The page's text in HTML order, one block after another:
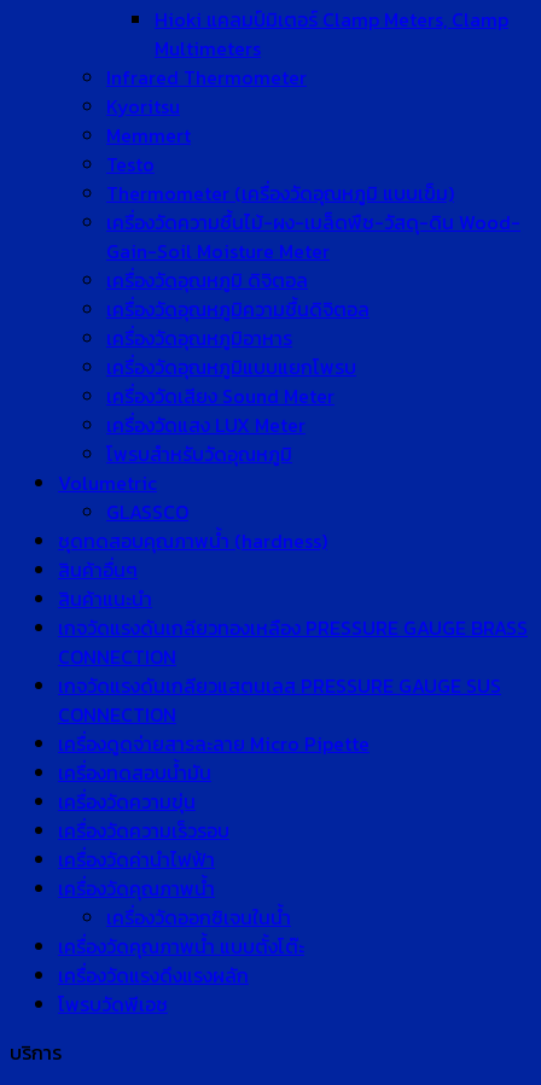
Hioki แคลมป์มิเตอร์ Clamp Meters, Clamp
Multimeters
Infrared Thermometer
Kyoritsu
Memmert
Testo
Thermometer (เครื่องวัดอุณหภูมิ แบบเข็ม)
เครื่องวัดความชื้นไม้-ผง-เมล็ดพืช-วัสดุ-ดิน Wood-
Gain-Soil Moisture Meter
เครื่องวัดอุณหภูมิ ดิจิตอล
เครื่องวัดอุณหภูมิความชื้นดิจิตอล
เครื่องวัดอุณหภูมิอาหาร
เครื่องวัดอุณหภูมิแบบแยกโพรบ
เครื่องวัดเสียง Sound Meter
เครื่องวัดแสง LUX Meter
โพรบสำหรับวัดอุณหภูมิ
Volumetric
GLASSCO
ชุดทดสอบคุณภาพน้ำ (hardness)
สินค้าอื่นๆ
สินค้าแนะนำ
เกจวัดแรงดันเกลียวทองเหลือง PRESSURE GAUGE BRASS
CONNECTION
เกจวัดแรงดันเกลียวแสตนเลส PRESSURE GAUGE SUS
CONNECTION
เครื่องดูดจ่ายสารละลาย Micro Pipette
เครื่องทดสอบน้ำมัน
เครื่องวัดความขุ่น
เครื่องวัดความเร็วรอบ
เครื่องวัดค่านำไฟฟ้า
เครื่องวัดคุณภาพน้ำ
เครื่องวัดออกซิเจนในน้ำ
เครื่องวัดคุณภาพน้ำ แบบตั้งโต๊ะ
เครื่องวัดแรงดึงแรงผลัก
โพรบวัดพีเอช
บริการ